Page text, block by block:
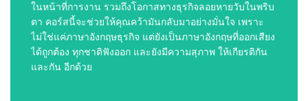
ในหน้าที่การงาน รวมถึงโอกาสทางธุรกิจลอยหายวับในพริบ
ตา คอร์สนี้จะช่วยให้คุณคว้ามันกลับมาอย่างมั่นใจ เพราะ
ไม่ใช่แค่ภาษาอังกฤษธุรกิจ แต่ยังเป็นภาษาอังกฤษที่ออกเสียง
ได้ถูกต้อง ทุกชาติฟังออก และยังมีความสุภาพ ให้เกียรติกัน
และกัน อีกด้วย